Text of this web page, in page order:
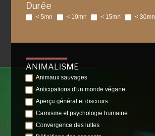
Durée
< 5mn < 10mn < 15mn < 30mn
ANIMALISME
Animaux sauvages
Anticipations d'un monde végane
Aperçu général et discours
Carnisme et psychologie humaine
Convergence des luttes